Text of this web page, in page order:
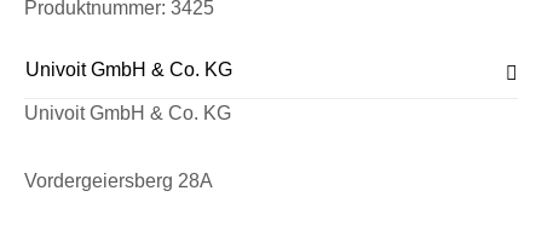
Produktnummer: 3425
Univoit GmbH & Co. KG
Univoit GmbH & Co. KG
Vordergeiersberg 28A